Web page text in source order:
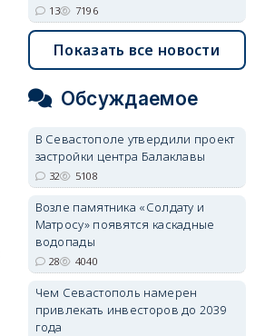
13 7196
Показать все новости
Обсуждаемое
В Севастополе утвердили проект
застройки центра Балаклавы
32 5108
Возле памятника «Солдату и
Матросу» появятся каскадные
водопады
28 4040
Чем Севастополь намерен
привлекать инвесторов до 2039
года